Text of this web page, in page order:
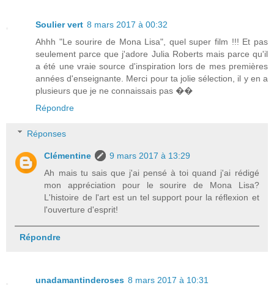
Soulier vert 8 mars 2017 à 00:32
Ahhh "Le sourire de Mona Lisa", quel super film !!! Et pas
seulement parce que j'adore Julia Roberts mais parce qu'il
a été une vraie source d'inspiration lors de mes premières
années d'enseignante. Merci pour ta jolie sélection, il y en a
plusieurs que je ne connaissais pas ��
Répondre
Réponses
Clémentine
9 mars 2017 à 13:29
Ah mais tu sais que j'ai pensé à toi quand j'ai rédigé
mon appréciation pour le sourire de Mona Lisa?
L'histoire de l'art est un tel support pour la réflexion et
l'ouverture d'esprit!
Répondre
unadamantinderoses 8 mars 2017 à 10:31